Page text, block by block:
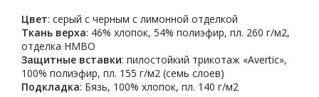
Цвет: серый с черным с лимонной отделкой
Ткань верха: 46% хлопок, 54% полиэфир, пл. 260 г/м2,
отделка НМВО
Защитные вставки: пилостойкий трикотаж «Аvertic»,
100% полиэфир, пл. 155 г/м2 (семь слоев)
Подкладка: Бязь, 100% хлопок, пл. 140 г/м2